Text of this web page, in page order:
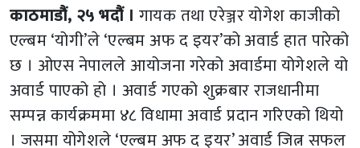
काठमाडौं, २५ भदौं । गायक तथा एरेञ्जर योगेश काजीको
एल्बम ‘योगी’ले ‘एल्बम अफ द इयर’को अवार्ड हात पारेको
छ । ओएस नेपालले आयोजना गरेको अवार्डमा योगेशले यो
अवार्ड पाएको हो । अवार्ड गएको शुक्रबार राजधानीमा
सम्पन्न कार्यक्रममा ४८ विधामा अवार्ड प्रदान गरिएको थियो
। जसमा योगेशले ‘एल्बम अफ द इयर’ अवार्ड जित्न सफल